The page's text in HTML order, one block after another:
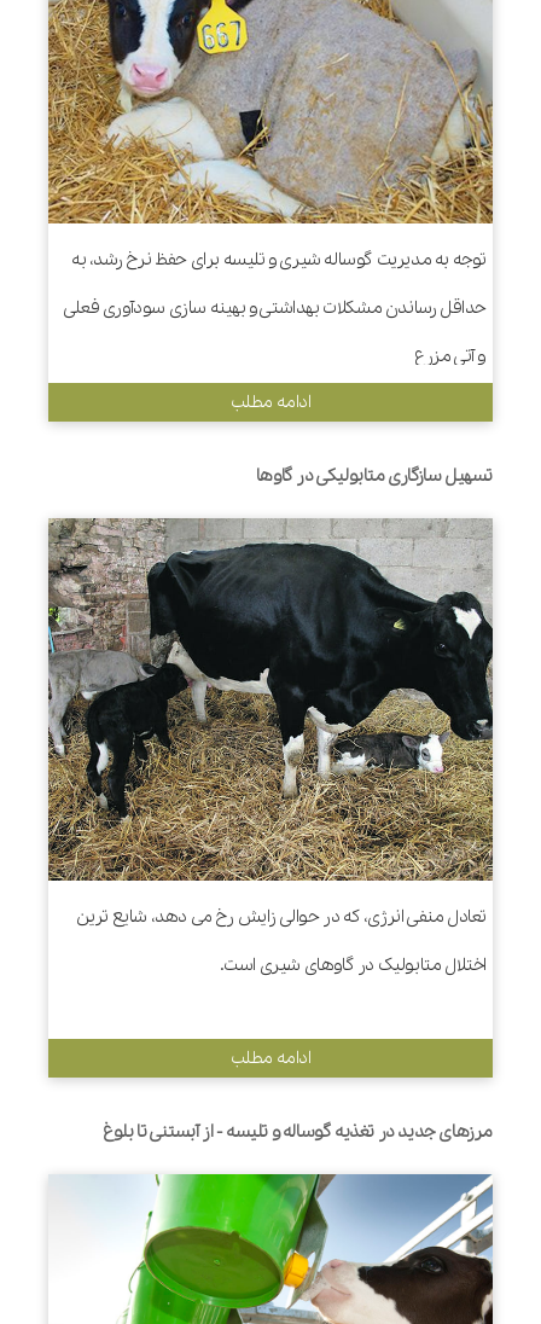
توجه به مدیریت گوساله شیری و تلیسه برای حفظ نرخ رشد، به
حداقل رساندن مشکلات بهداشتی و بهینه سازی سودآوری فعلی
و آتی مزرع
ادامه مطلب
تسهیل سازگاری متابولیکی در گاوها
تعادل منفی انرژی، که در حوالی زایش رخ می دهد، شایع ترین
اختلال متابولیک در گاوهای شیری است.
ادامه مطلب
مرزهای جدید در تغذیه گوساله و تلیسه - از آبستنی تا بلوغ